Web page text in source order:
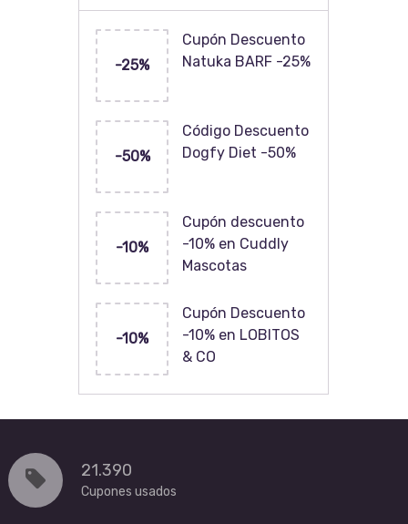
-25%
Cupón Descuento
Natuka BARF -25%
-50%
Código Descuento
Dogfy Diet -50%
-10%
Cupón descuento
-10% en Cuddly
Mascotas
-10%
Cupón Descuento
-10% en LOBITOS
& CO
21.390
Cupones usados